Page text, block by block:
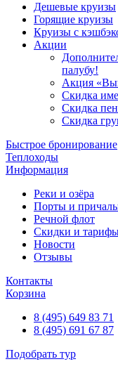
Дешевые круизы
Горящие круизы
Круизы с
Акции
палубу!
Акция
Скидка
Скидка
Скидка
Быстрое бронирование
Теплоходы
Информация
Реки и озёра
Порты и
Речной флот
Скидки и
Новости
Отзывы
Контакты
Корзина
8 (495) 649 83 71
8 (495) 691 67 87
Подобрать тур